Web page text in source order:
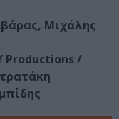
Μιχάλης
Productions /